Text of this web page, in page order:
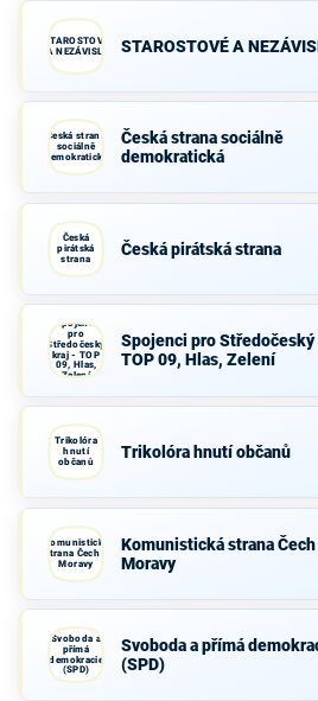
STAROSTOVÉ
A NEZÁVISLÍ
STAROSTOVÉ A
Česká strana
sociálně
demokratická
Česká strana sociálně
demokratická
Česká
pirátská
strana
Česká pirátská strana
Spojenci
pro
Středočeský
kraj - TOP
09, Hlas,
Zelení
Spojenci pro Středočeský
TOP 09, Hlas, Zelení
Trikolóra
hnutí
občanů
Trikolóra hnutí občanů
Komunistická
strana Čech a
Moravy
Komunistická strana Čech
Moravy
Svoboda a
přímá
demokracie
(SPD)
Svoboda a přímá
(SPD)